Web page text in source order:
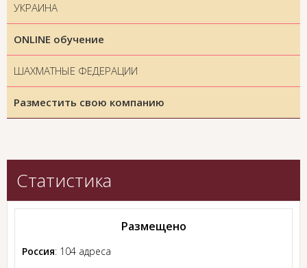
УКРАИНА
ONLINE обучение
ШАХМАТНЫЕ ФЕДЕРАЦИИ
Разместить свою компанию
Статистика
Размещено
Россия: 104 адреса